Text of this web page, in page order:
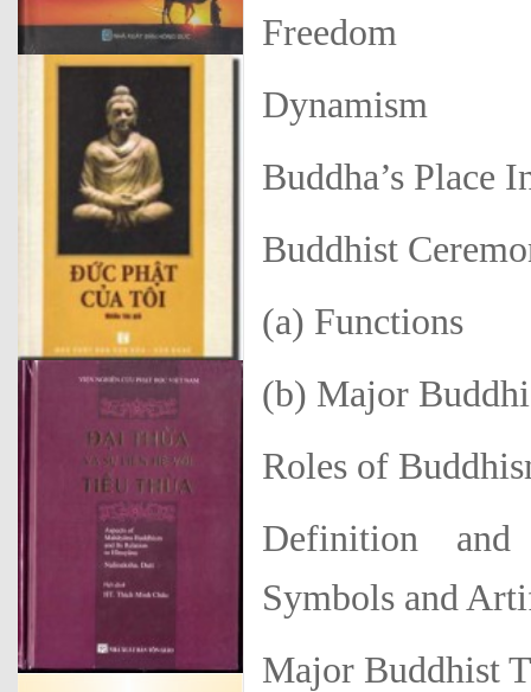
Freedom
Dynamism
Buddha’s Place
Buddhist
(a) Functions
(b) Major
Roles of
Definition
Symbols and
Major Buddhist